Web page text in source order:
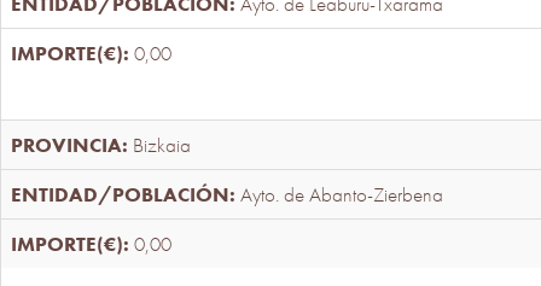
0,00
Bizkaia
Ayto. de Abanto-Zierbena
0,00